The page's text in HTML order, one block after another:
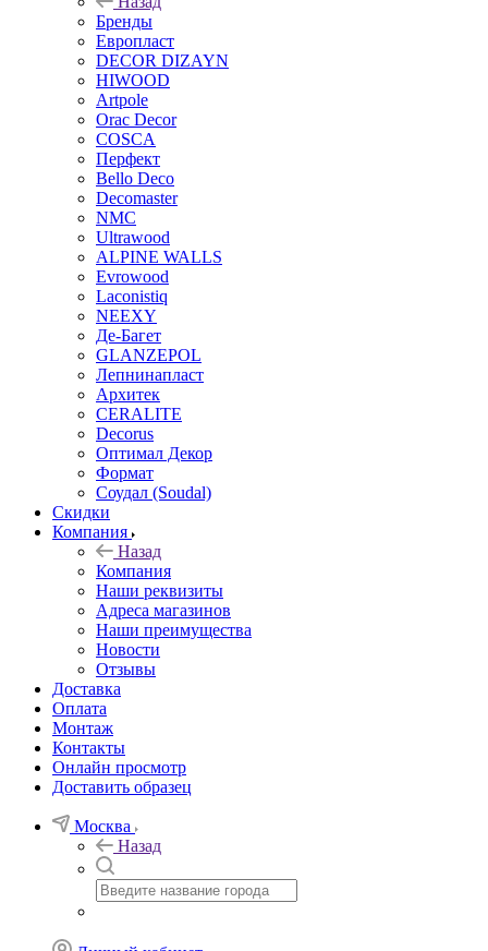
Бренды
Европласт
DECOR DIZAYN
HIWOOD
Artpole
Orac Decor
COSCA
Перфект
Bello Deco
Decomaster
NMС
Ultrawood
ALPINE WALLS
Evrowood
Laconistiq
NEEXY
Де-Багет
GLANZEPOL
Лепнинапласт
Архитек
CERALITE
Decorus
Оптимал Декор
Формат
Соудал (Soudal)
Скидки
Компания
Назад
Компания
Наши реквизиты
Адреса магазинов
Наши преимущества
Новости
Отзывы
Доставка
Оплата
Монтаж
Контакты
Онлайн просмотр
Доставить образец
Москва
Назад